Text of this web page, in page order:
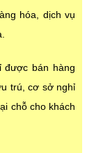
hóa, dịch vụ
được bán hàng
trú, cơ sở nghỉ
chỗ cho khách